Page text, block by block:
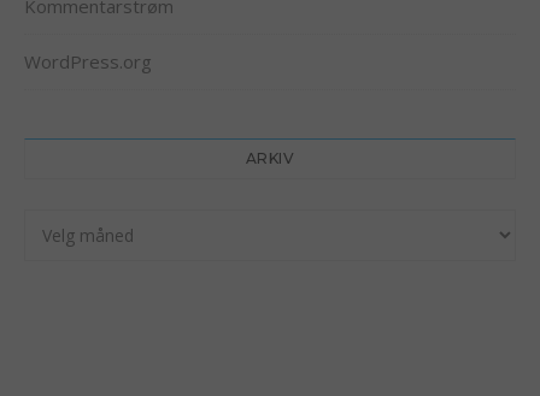
Kommentarstrøm
WordPress.org
ARKIV